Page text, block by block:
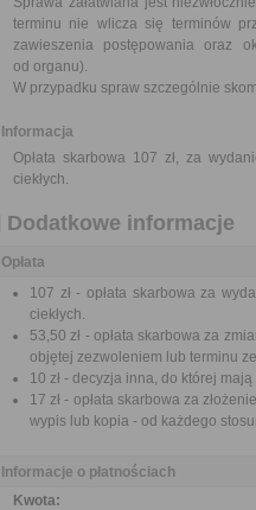
terminu nie wlicza się terminów
zawieszenia postępowania oraz
od organu).
W przypadku spraw szczególnie
Informacja
Opłata skarbowa 107 zł, za
ciekłych.
Dodatkowe informacje
Opłata
107 zł - opłata skarbowa za
ciekłych.
53,50 zł - opłata skarbowa za
objętej zezwoleniem lub terminu
10 zł - decyzja inna, do której
17 zł - opłata skarbowa za
wypis lub kopia - od każdego
Informacje o płatnościach
Kwota: